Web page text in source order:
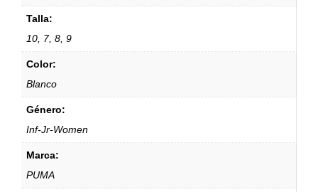
Talla:
10, 7, 8, 9
Color:
Blanco
Género:
Inf-Jr-Women
Marca:
PUMA